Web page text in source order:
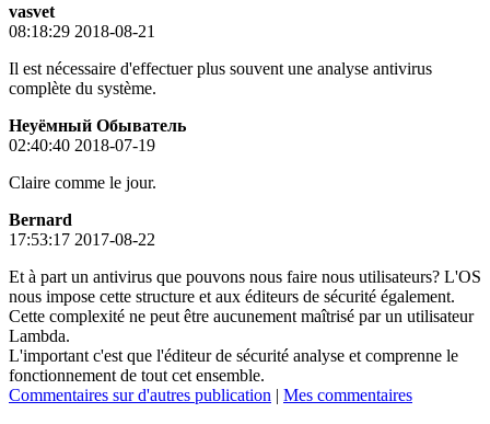
vasvet
08:18:29 2018-08-21
Il est nécessaire d'effectuer plus souvent une analyse antivirus
complète du système.
Неуёмный Обыватель
02:40:40 2018-07-19
Claire comme le jour.
Bernard
17:53:17 2017-08-22
Et à part un antivirus que pouvons nous faire nous utilisateurs? L'OS
nous impose cette structure et aux éditeurs de sécurité également.
Cette complexité ne peut être aucunement maîtrisé par un utilisateur
Lambda.
L'important c'est que l'éditeur de sécurité analyse et comprenne le
fonctionnement de tout cet ensemble.
Commentaires sur d'autres publication | Mes commentaires